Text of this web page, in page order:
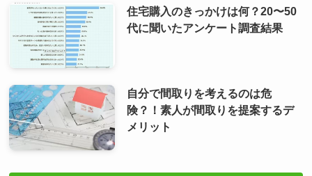
住宅購入のきっかけは何？20〜50
代に聞いたアンケート調査結果
自分で間取りを考えるのは危
険？！素人が間取りを提案するデ
メリット